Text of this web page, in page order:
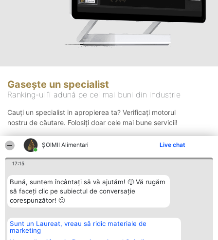
ŞOIMII Alimentari Live chat
17:15
Bună, suntem încântați să vă ajutăm! 🙂 Vă rugăm
să faceți clic pe subiectul de conversație
corespunzător! 🙂
Sunt un Laureat, vreau să ridic materiale de
marketing
Gasește un specialist
Ranking-ul îi adună pe cei mai buni din industrie
Cauți un specialist in apropierea ta? Verificați motorul
nostru de căutare. Folosiți doar cele mai bune servicii!
Organizator Ranking
BRIGHT SOLUTIONS BR SRL
Aleea Timisul De Sus 2 Bl. A30
Plebiscyt
Lista Tuturor
Contact